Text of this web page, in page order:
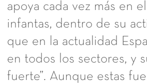
apoya cada vez más en
infantas, dentro de su
que en la actualidad
en todos los sectores, y
fuerte”. Aunque estas